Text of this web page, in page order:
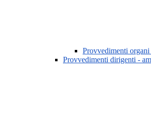
Provvedimenti
Provvedimenti dirigenti -